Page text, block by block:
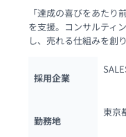
「達成の喜びをあたり
を支援。コンサルティ
し、売れる仕組みを創
採用企業
勤務地
東京